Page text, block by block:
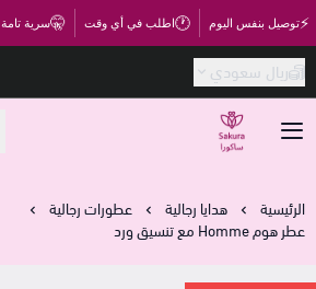
⚡توصيل بنفس اليوم 🕐اطلب في أي وقت 🤫سرية تامة
ريال سعودي
متجر ساكورا
الرئيسية هدايا رجالية
عطورات رجالية
عطر هوم Homme مع تنسيق ورد